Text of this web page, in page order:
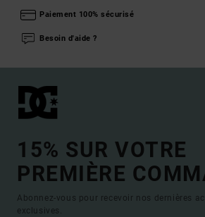
Paiement 100% sécurisé
Besoin d'aide ?
15% SUR VOTRE
PREMIÈRE
Abonnez-vous pour recevoir nos dernières
exclusives.